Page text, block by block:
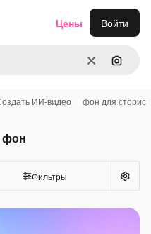
ОчиститьПоиск
Цены Войти
ИИ-видео фон для сторис
фон
Фильтры